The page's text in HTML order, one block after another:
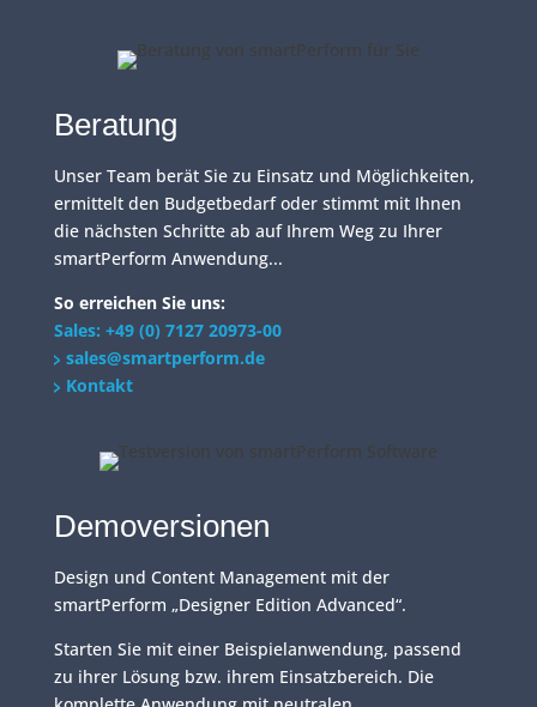
Beratung
Unser Team berät Sie zu Einsatz und Möglichkeiten,
ermittelt den Budgetbedarf oder stimmt mit Ihnen
die nächsten Schritte ab auf Ihrem Weg zu Ihrer
smartPerform Anwendung...
So erreichen Sie uns:
Sales: +49 (0) 7127 20973-00
sales@smartperform.de
Kontakt
Demoversionen
Design und Content Management mit der
smartPerform „Designer Edition Advanced“.
Starten Sie mit einer Beispielanwendung, passend
zu ihrer Lösung bzw. ihrem Einsatzbereich. Die